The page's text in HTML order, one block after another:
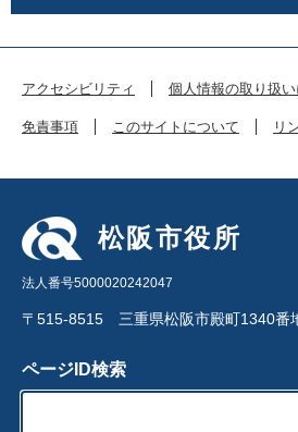
アクセシビリティ 個人情報の取り扱
免責事項 このサイトについて リ
松阪市役所
法人番号5000020242047
〒515-8515 三重県松阪市殿町1340番
ページID検索